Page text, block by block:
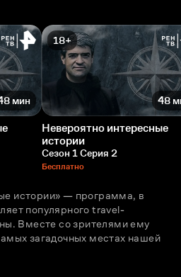
мин
18+
48
Невероятно интересные
истории
Сезон 1 Серия 2
Бесплатно
истории» — программа, в
популярного travel-
Вместе со зрителями ему
загадочных местах нашей